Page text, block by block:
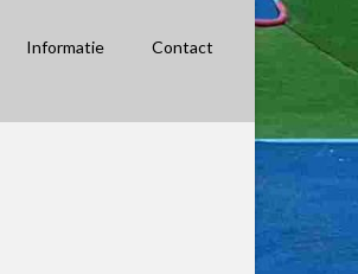
Informatie Contact